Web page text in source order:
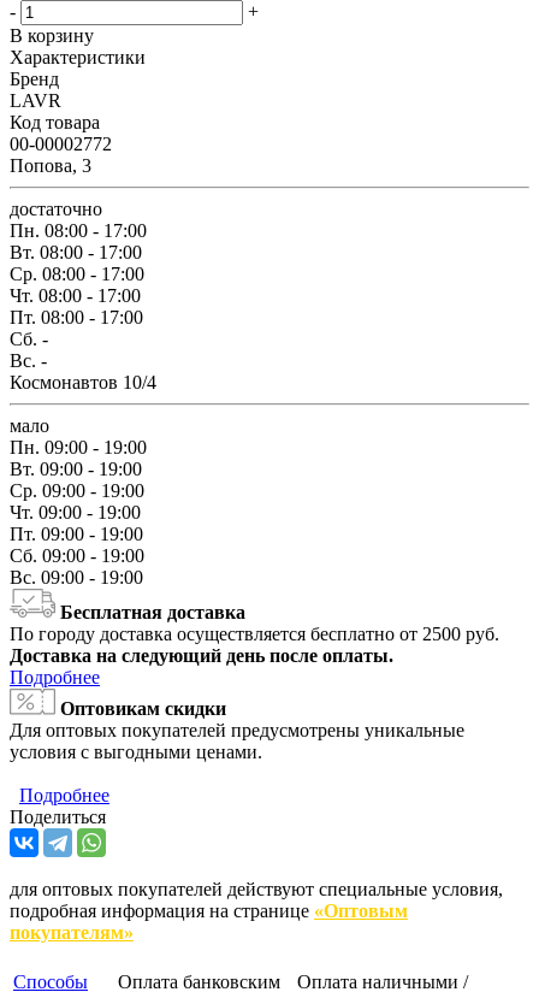
-
+
В корзину
Характеристики
Бренд
LAVR
Код товара
00-00002772
Попова, 3
достаточно
Пн. 08:00 - 17:00
Вт. 08:00 - 17:00
Ср. 08:00 - 17:00
Чт. 08:00 - 17:00
Пт. 08:00 - 17:00
Сб. -
Вс. -
Космонавтов 10/4
мало
Пн. 09:00 - 19:00
Вт. 09:00 - 19:00
Ср. 09:00 - 19:00
Чт. 09:00 - 19:00
Пт. 09:00 - 19:00
Сб. 09:00 - 19:00
Вс. 09:00 - 19:00
Бесплатная доставка
По городу доставка осуществляется бесплатно от 2500 руб.
Доставка на следующий день после оплаты.
Подробнее
Оптовикам скидки
Для оптовых покупателей предусмотрены уникальные
условия с выгодными ценами.
Подробнее
Поделиться
для оптовых покупателей действуют специальные условия,
подробная информация на странице «Оптовым
покупателям»
Способы
Оплата банковским
Оплата наличными /